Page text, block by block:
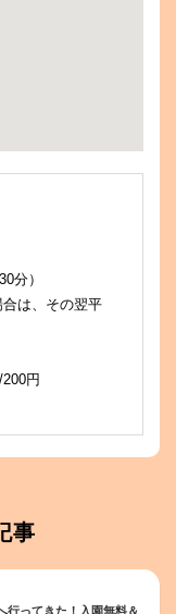
分）
は、その翌平
円
事
行ってきた！入園無料＆